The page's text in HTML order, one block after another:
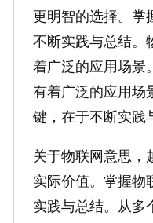
更明智的选择。掌
不断实践与总结。
着广泛的应用场景
有着广泛的应用场
键，在于不断实践
关于物联网意思，
实际价值。掌握物
实践与总结。从多